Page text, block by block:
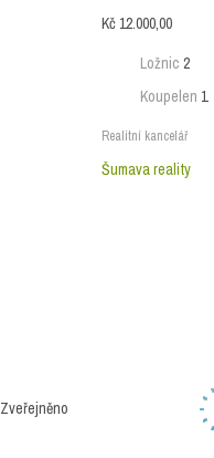
Kč 12.000,00
Ložnic 2
Koupelen 1
Realitní kancelář
Šumava reality
Zveřejněno